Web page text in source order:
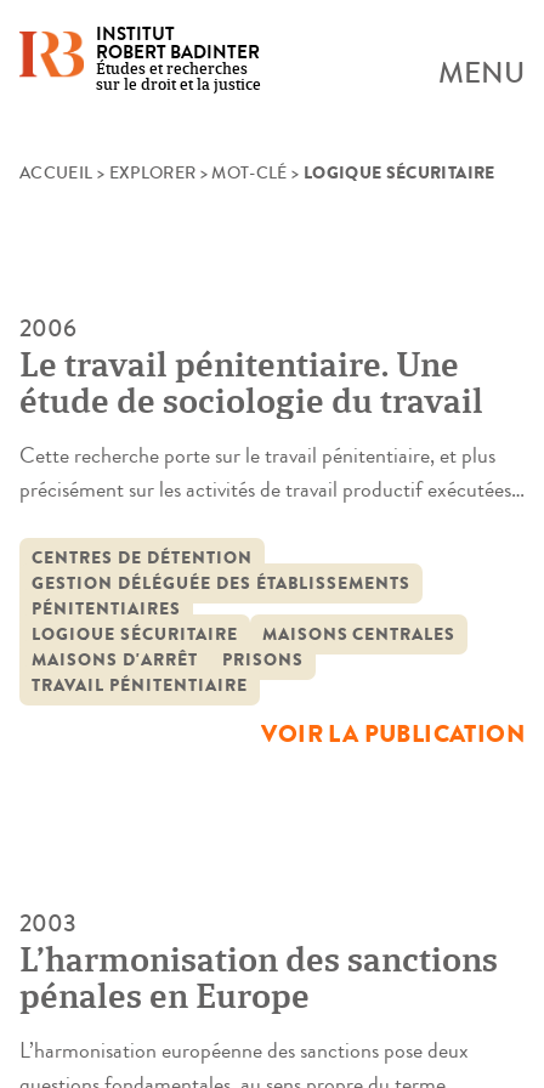
Skip
INSTITUT
ROBERT BADINTER
Études et recherches
sur le droit et la justice
MENU
ACCUEIL > EXPLORER >MOT-CLÉ > LOGIQUE SÉCURITAIRE
2006
Le travail pénitentiaire. Une
étude de sociologie du travail
Cette recherche porte sur le travail pénitentiaire, et plus
précisément sur les activités de travail productif exécutées
étude privilégie un angle d’approche, celui de la sociologie
du travail. Elle s’inscrit en cela dans une tradition qui vise à
analyser les sociétés à travers le travail. Afin de […]
CENTRES DE DÉTENTION
GESTION DÉLÉGUÉE DES ÉTABLISSEMENTS
PÉNITENTIAIRES
LOGIQUE SÉCURITAIRE
MAISONS CENTRALES
MAISONS D'ARRÊT
PRISONS
TRAVAIL PÉNITENTIAIRE
VOIR LA PUBLICATION
2003
L’harmonisation des sanctions
pénales en Europe
L’harmonisation européenne des sanctions pose deux